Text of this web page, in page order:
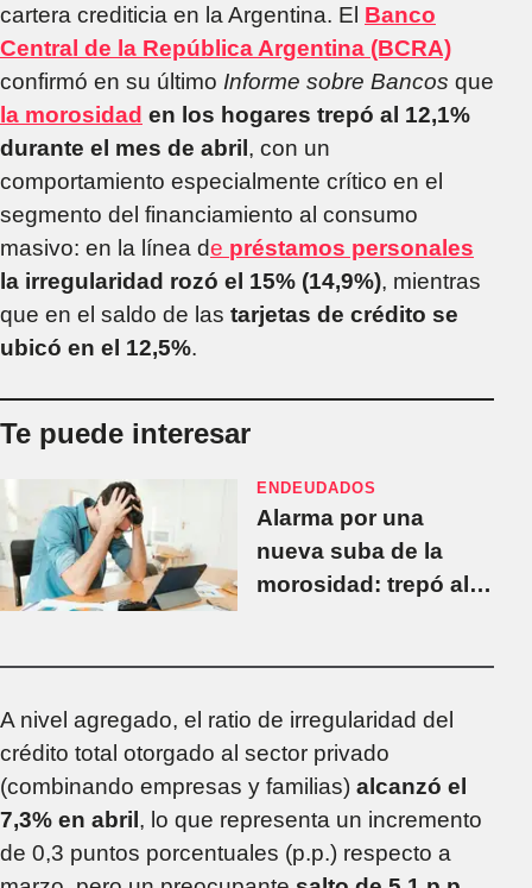
cartera crediticia en la Argentina. El Banco
Central de la República Argentina (BCRA)
confirmó en su último Informe sobre Bancos que
la morosidad en los hogares trepó al 12,1%
durante el mes de abril , con un
comportamiento especialmente crítico en el
segmento del financiamiento al consumo
masivo: en la línea de préstamos personales
la irregularidad rozó el 15% (14,9%), mientras
que en el saldo de las tarjetas de crédito se
ubicó en el 12,5%.
Te puede interesar
ENDEUDADOS
Alarma por una
nueva suba de la
morosidad: trepó al
A nivel agregado, el ratio de irregularidad del
crédito total otorgado al sector privado
(combinando empresas y familias) alcanzó el
7,3% en abril , lo que representa un incremento
de 0,3 puntos porcentuales (p.p.) respecto a